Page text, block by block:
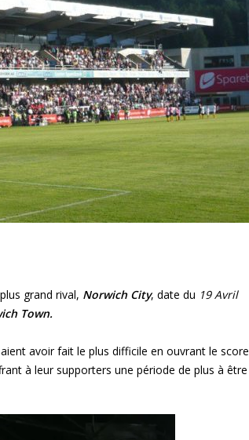
grand rival, Norwich City, date du 19 Avril
Town.
avoir fait le plus difficile en ouvrant le score
à leur supporters une période de plus à être